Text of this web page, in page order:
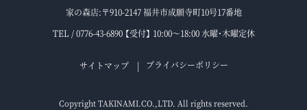
家の森店:〒910-2147 福井市成願寺町10号17番地
TEL / 0776-43-6890 【受付】 10:00～18:00 水曜・木曜定休
サイトマップ プライバシーポリシー
Copyright TAKINAMI.CO.,LTD. All rights reserved.